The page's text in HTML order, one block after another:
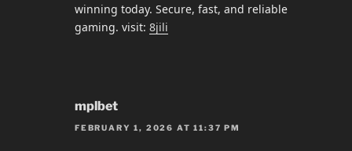
winning today. Secure, fast, and reliable
gaming. visit: 8jili
mplbet
FEBRUARY 1, 2026 AT 11:37 PM